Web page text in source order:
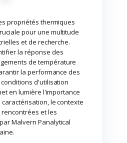
propriétés thermiques
pour une multitude
et de recherche.
la réponse des
de température
la performance des
d'utilisation
en lumière l'importance
le contexte
et les
Malvern Panalytical